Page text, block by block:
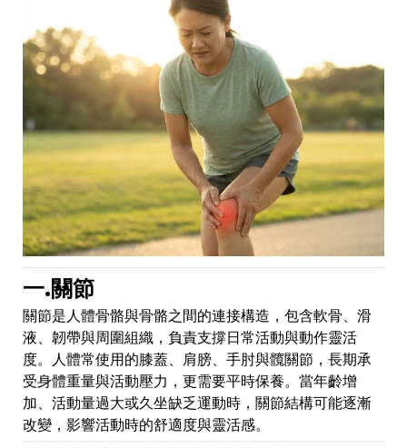
一.關節
關節是人體骨骼與骨骼之間的連接構造，包含軟骨、滑
液、韌帶與周圍組織，負責支撐日常活動與動作靈活
度。人體常使用的膝蓋、肩膀、手肘與髖關節，長期承
受身體重量與活動壓力，更需要平時保養。當年齡增
加、活動量過大或久坐缺乏運動時，關節結構可能逐漸
改變，影響活動時的舒適度與靈活感。